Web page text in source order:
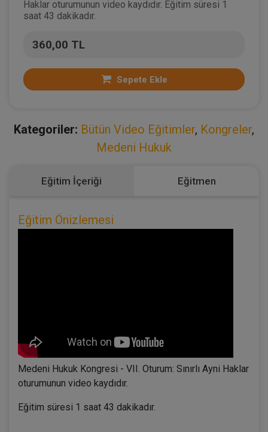
Haklar oturumunun video kaydıdır. Eğitim süresi 1
saat 43 dakikadır.
360,00 TL
Sepete Ekle
Kategoriler: Bütün Video Eğitimler, Kongreler,
Medeni Hukuk
Eğitim İçeriği Eğitmen
Eğitim Önizlemesi
Medeni Hukuk Kongresi - VII. Oturum: Sınırlı Ayni Haklar
oturumunun video kaydıdır.
Eğitim süresi 1 saat 43 dakikadır.